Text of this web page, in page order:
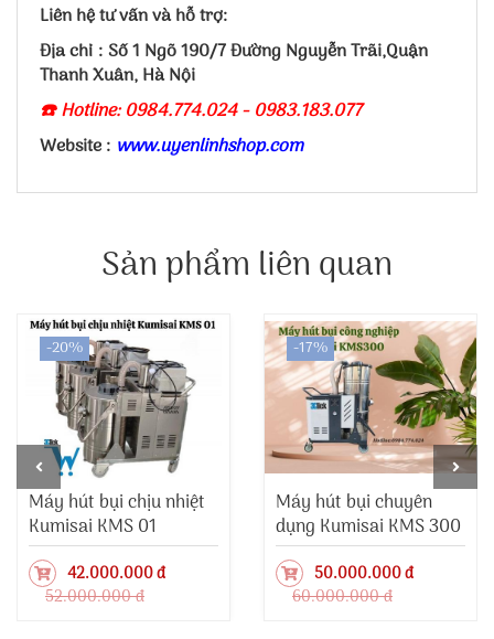
Liên hệ tư vấn và hỗ trợ:
Địa chỉ : Số 1 Ngõ 190/7 Đường Nguyễn Trãi,Quận
Thanh Xuân, Hà Nội
☎️ Hotline: 0984.774.024 - 0983.183.077
Website : www.uyenlinhshop.com
Sản phẩm liên quan
-20%
Máy hút bụi chịu nhiệt
Kumisai KMS 01
42.000.000 đ
52.000.000 đ
-17%
Máy hút bụi chuyên
dụng Kumisai KMS 300
50.000.000 đ
60.000.000 đ